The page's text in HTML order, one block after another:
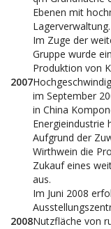
Ebenen mit
Lagerverwaltung.
2007
Im Zuge der
Gruppe wurde
Produktion von
im September
in China
Energieindustrie
Aufgrund der
Wirthwein die
Zukauf eines
aus.
2008
Im Juni 2008
Nutzfläche von